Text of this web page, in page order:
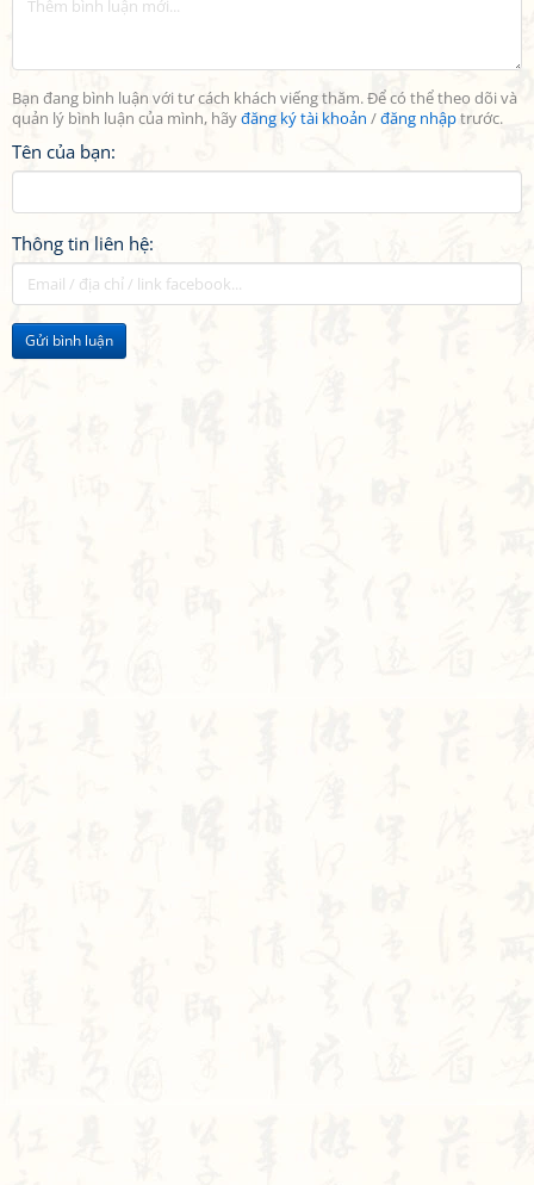
Bạn đang bình luận với tư cách khách viếng thăm. Để có thể theo dõi và
quản lý bình luận của mình, hãyđăng ký tài khoản /đăng nhậptrước.
Tên của bạn:
Thông tin liên hệ:
Gửi bình luận